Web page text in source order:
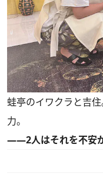
蛙亭のイワクラと吉
力。
――2人はそれを不安